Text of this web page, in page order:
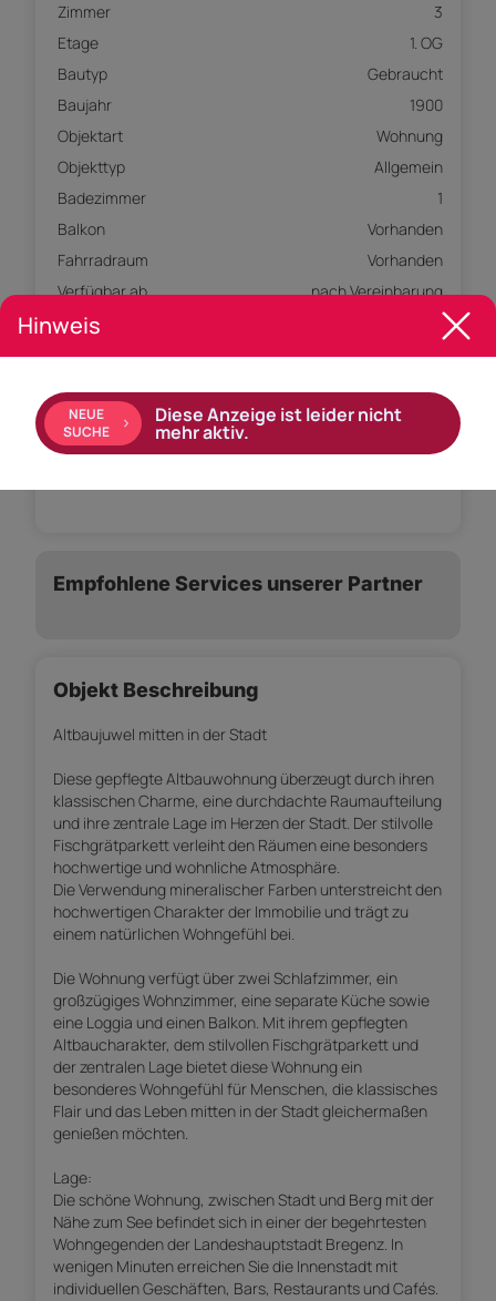
Zimmer
3
Etage
1. OG
Bautyp
Gebraucht
Baujahr
1900
Objektart
Wohnung
Objekttyp
Allgemein
Badezimmer
1
Balkon
Vorhanden
Fahrradraum
Vorhanden
Verfügbar ab
nach Vereinbarung
Externe ID
Einbauküche Boden: Fliesen, Parkett
Empfohlene Services unserer Partner
Objekt Beschreibung
Altbaujuwel mitten in der Stadt
Diese gepflegte Altbauwohnung überzeugt durch ihren
klassischen Charme, eine durchdachte Raumaufteilung
und ihre zentrale Lage im Herzen der Stadt. Der stilvolle
Fischgrätparkett verleiht den Räumen eine besonders
hochwertige und wohnliche Atmosphäre.
Die Verwendung mineralischer Farben unterstreicht den
hochwertigen Charakter der Immobilie und trägt zu
einem natürlichen Wohngefühl bei.
Die Wohnung verfügt über zwei Schlafzimmer, ein
großzügiges Wohnzimmer, eine separate Küche sowie
eine Loggia und einen Balkon. Mit ihrem gepflegten
Altbaucharakter, dem stilvollen Fischgrätparkett und
der zentralen Lage bietet diese Wohnung ein
besonderes Wohngefühl für Menschen, die klassisches
Flair und das Leben mitten in der Stadt gleichermaßen
genießen möchten.
Lage:
Die schöne Wohnung, zwischen Stadt und Berg mit der
Nähe zum See befindet sich in einer der begehrtesten
Wohngegenden der Landeshauptstadt Bregenz. In
wenigen Minuten erreichen Sie die Innenstadt mit
individuellen Geschäften, Bars, Restaurants und Cafés.
Hinweis
NEUE
SUCHE
Diese Anzeige ist leider nicht
mehr aktiv.